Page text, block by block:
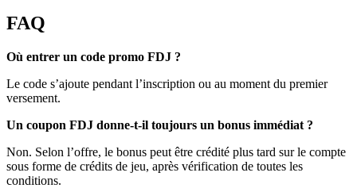
FAQ
Où entrer un code promo FDJ ?
Le code s’ajoute pendant l’inscription ou au moment du premier
versement.
Un coupon FDJ donne-t-il toujours un bonus immédiat ?
Non. Selon l’offre, le bonus peut être crédité plus tard sur le compte
sous forme de crédits de jeu, après vérification de toutes les
conditions.